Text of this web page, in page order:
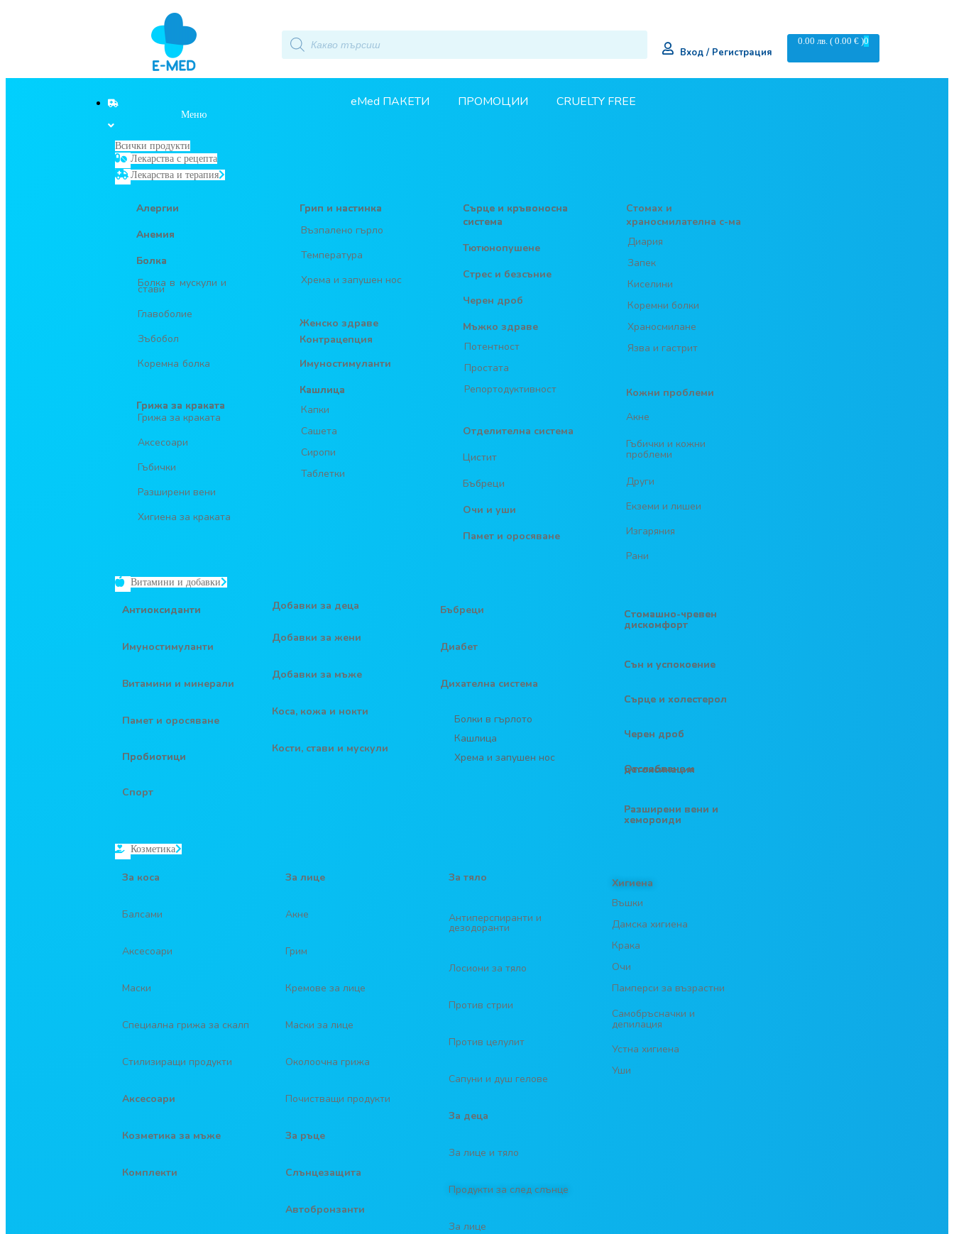
Вход / Регистрация
0
0.00 лв. ( 0.00 € )
Меню
Всички продукти
Лекарства с рецепта
Лекарства и терапия
Алергии
Анемия
Болка
Болка в мускули и
стави
Главоболие
Зъбобол
Коремна болка
Грижа за краката
Грижа за краката
Аксесоари
Гъбички
Разширени вени
Хигиена за краката
Грип и настинка
Възпалено гърло
Температура
Хрема и запушен нос
Женско здраве
Контрацепция
Имуностимуланти
Кашлица
Капки
Сашета
Сиропи
Таблетки
Сърце и кръвоносна
система
Тютюнопушене
Стрес и безсъние
Черен дроб
Мъжко здраве
Потентност
Простата
Репортодуктивност
Отделителна система
Цистит
Бъбреци
Очи и уши
Памет и оросяване
Стомах и
храносмилателна с-ма
Диария
Запек
Киселини
Коремни болки
Храносмилане
Язва и гастрит
Кожни проблеми
Акне
Гъбички и кожни
проблеми
Други
Екземи и лишеи
Изгаряния
Рани
Витамини и добавки
Антиоксиданти
Имуностимуланти
Витамини и минерали
Памет и оросяване
Пробиотици
Спорт
Добавки за деца
Добавки за жени
Добавки за мъже
Коса, кожа и нокти
Кости, стави и мускули
Бъбреци
Диабет
Дихателна система
Болки в гърлото
Кашлица
Хрема и запушен нос
Стомашно-чревен
дискомфорт
Сън и успокоение
Сърце и холестерол
Черен дроб
Отслабване и детоксикация
Разширени вени и
хемороиди
Козметика
За коса
Балсами
Аксесоари
Маски
Специална грижа за скалп
Стилизиращи продукти
Аксесоари
Козметика за мъже
Комплекти
За лице
Акне
Грим
Кремове за лице
Маски за лице
Околоочна грижа
Почистващи продукти
За ръце
Слънцезащита
Автобронзанти
За тяло
Антиперспиранти и
дезодоранти
Лосиони за тяло
Против стрии
Против целулит
Сапуни и душ гелове
За деца
За лице и тяло
Продукти за след слънце
За лице
Хигиена
Въшки
Дамска хигиена
Крака
Очи
Памперси за възрастни
Самобръсначки и
депилация
Устна хигиена
Уши
eMed ПАКЕТИ ПРОМОЦИИ CRUELTY FREE